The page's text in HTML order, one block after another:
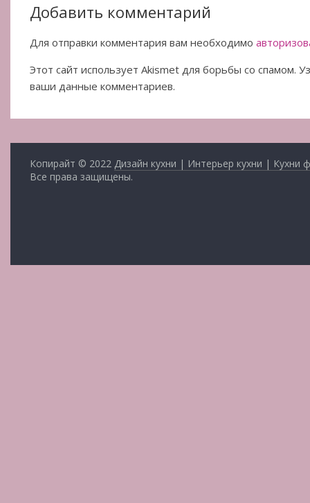
Добавить комментарий
Для отправки комментария вам необходимо
Этот сайт использует Akismet для борьбы со спамом.
ваши данные комментариев.
Копирайт © 2022 Дизайн кухни | Интерьер кухни | Кухни
Все права защищены.